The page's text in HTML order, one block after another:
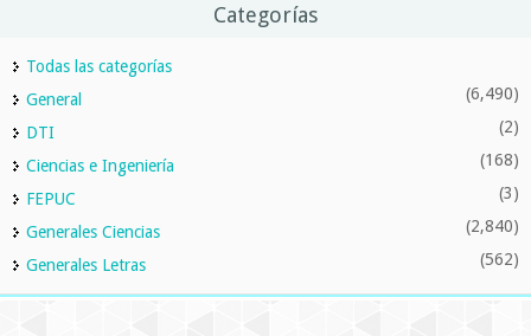
Categorías
Todas las categorías
General
(6,490)
DTI (2)
Ciencias e Ingeniería (168)
FEPUC (3)
Generales Ciencias (2,840)
Generales Letras (562)